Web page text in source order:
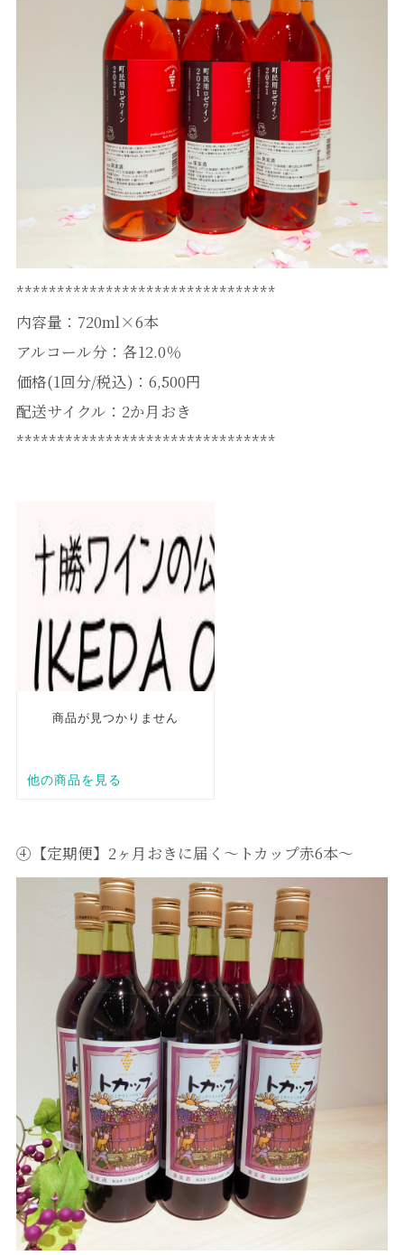
********************************
内容量：720ml×6本
アルコール分：各12.0％
価格(1回分/税込)：6,500円
配送サイクル：2か月おき
********************************
④【定期便】2ヶ月おきに届く～トカップ赤6本～